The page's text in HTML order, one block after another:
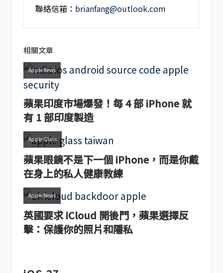
聯絡信箱： brianfang@outlook.com
相關文章
Apple News
蘋果印度市場爆發！每 4 部 iPhone 就
有 1 部印度製造
Apple Glass
蘋果眼鏡不是下一個 iPhone，而是你戴
在身上的私人健康教練
Apple News
英國要求 iCloud 開後門，蘋果選擇反
擊：保護你的照片和隱私